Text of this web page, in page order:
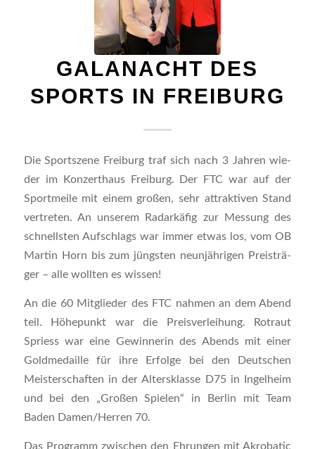
GALA­NACHT DES
SPORTS IN FREIBURG
Die Sport­sze­ne Frei­burg traf sich nach 3 Jah­ren wie­
der im Kon­zert­haus Frei­burg. Der FTC war auf der
Sport­mei­le mit einem gro­ßen, sehr attrak­ti­ven Stand
ver­tre­ten. An unse­rem Radar­kä­fig zur Mes­sung des
schnells­ten Auf­schlags war immer etwas los, vom OB
Mar­tin Horn bis zum jüngs­ten neun­jäh­ri­gen Preis­trä­
ger – alle woll­ten es wissen!
An die 60 Mit­glie­der des FTC nah­men an dem Abend
teil. Höhe­punkt war die Preis­ver­lei­hung. Rot­raut
Spriess war eine Gewin­ne­rin des Abends mit einer
Gold­me­dail­le für ihre Erfol­ge bei den Deut­schen
Meis­ter­schaf­ten in der Alters­klas­se D75 in Ingel­heim
und bei den „Gro­ßen Spie­len“ in Ber­lin mit Team
Baden Damen/Herren 70.
Das Pro­gramm zwi­schen den Ehrun­gen mit Akro­ba­tic